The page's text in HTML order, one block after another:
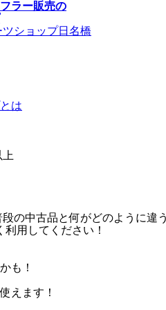
ラー販売の
は
の中古品と何がどのように違
用してください！
も！
えます！